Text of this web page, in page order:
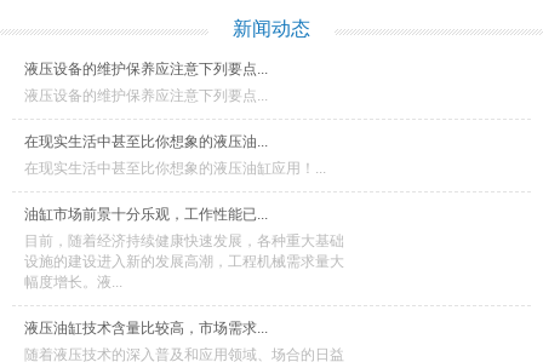
新闻动态
液压设备的维护保养应注意下列要点...
液压设备的维护保养应注意下列要点...
在现实生活中甚至比你想象的液压油...
在现实生活中甚至比你想象的液压油缸应用！...
油缸市场前景十分乐观，工作性能已...
目前，随着经济持续健康快速发展，各种重大基础
设施的建设进入新的发展高潮，工程机械需求量大
幅度增长。液...
液压油缸技术含量比较高，市场需求...
随着液压技术的深入普及和应用领域、场合的日益